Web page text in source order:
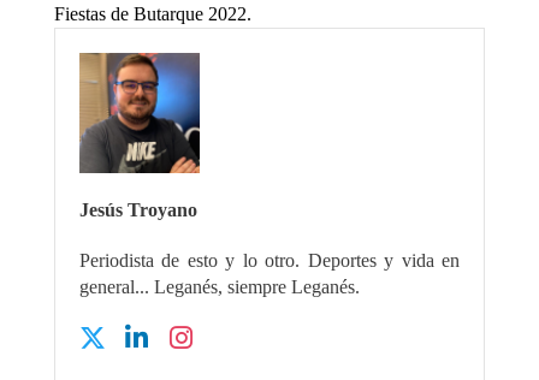
Fiestas de Butarque 2022.
Jesús Troyano
Periodista de esto y lo otro. Deportes y vida en
general... Leganés, siempre Leganés.